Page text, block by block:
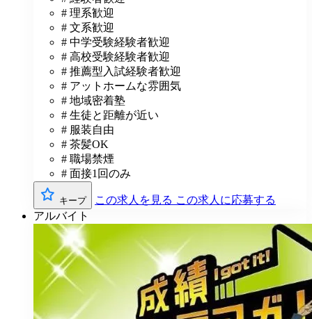
# 理系歓迎
# 文系歓迎
# 中学受験経験者歓迎
# 高校受験経験者歓迎
# 推薦型入試経験者歓迎
# アットホームな雰囲気
# 地域密着塾
# 生徒と距離が近い
# 服装自由
# 茶髪OK
# 職場禁煙
# 面接1回のみ
キープ この求人を見る この求人に応募する
アルバイト